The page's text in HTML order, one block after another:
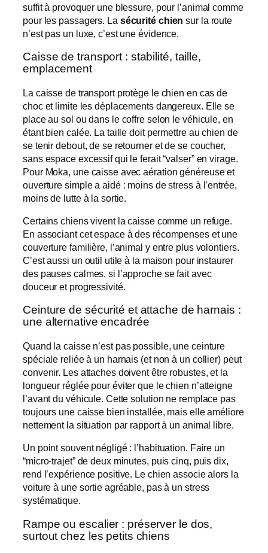
suffit à provoquer une blessure, pour l’animal comme
pour les passagers. La sécurité chien sur la route
n’est pas un luxe, c’est une évidence.
Caisse de transport : stabilité, taille,
emplacement
La caisse de transport protège le chien en cas de
choc et limite les déplacements dangereux. Elle se
place au sol ou dans le coffre selon le véhicule, en
étant bien calée. La taille doit permettre au chien de
se tenir debout, de se retourner et de se coucher,
sans espace excessif qui le ferait “valser” en virage.
Pour Moka, une caisse avec aération généreuse et
ouverture simple a aidé : moins de stress à l’entrée,
moins de lutte à la sortie.
Certains chiens vivent la caisse comme un refuge.
En associant cet espace à des récompenses et une
couverture familière, l’animal y entre plus volontiers.
C’est aussi un outil utile à la maison pour instaurer
des pauses calmes, si l’approche se fait avec
douceur et progressivité.
Ceinture de sécurité et attache de harnais :
une alternative encadrée
Quand la caisse n’est pas possible, une ceinture
spéciale reliée à un harnais (et non à un collier) peut
convenir. Les attaches doivent être robustes, et la
longueur réglée pour éviter que le chien n’atteigne
l’avant du véhicule. Cette solution ne remplace pas
toujours une caisse bien installée, mais elle améliore
nettement la situation par rapport à un animal libre.
Un point souvent négligé : l’habituation. Faire un
“micro-trajet” de deux minutes, puis cinq, puis dix,
rend l’expérience positive. Le chien associe alors la
voiture à une sortie agréable, pas à un stress
systématique.
Rampe ou escalier : préserver le dos,
surtout chez les petits chiens